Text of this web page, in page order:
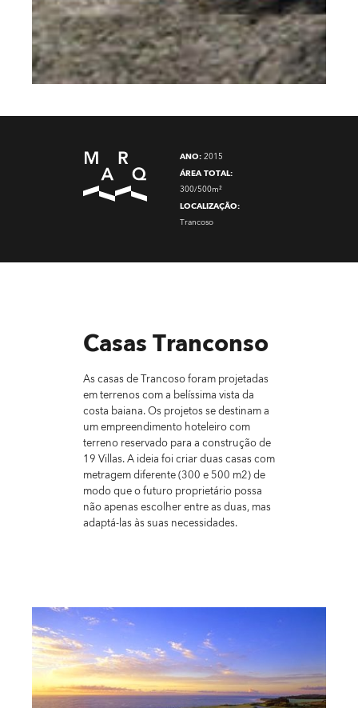
ANO: 2015
ÁREA TOTAL:
300/500m²
LOCALIZAÇÃO:
Trancoso
Casas Tranconso
As casas de Trancoso foram projetadas
em terrenos com a belíssima vista da
costa baiana. Os projetos se destinam a
um empreendimento hoteleiro com
terreno reservado para a construção de
19 Villas. A ideia foi criar duas casas com
metragem diferente (300 e 500 m2) de
modo que o futuro proprietário possa
não apenas escolher entre as duas, mas
adaptá-las às suas necessidades.